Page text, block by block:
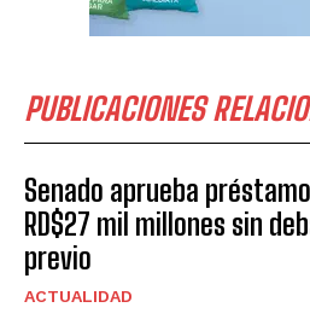
PUBLICACIONES
Senado aprueba
RD$27 mil millones sin
previo
ACTUALIDAD